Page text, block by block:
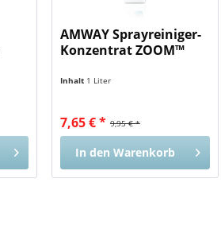
AMWAY Sprayreiniger-
Konzentrat ZOOM™
Inhalt 1 Liter
9,95 € *
7,65 € *
In den Warenkorb